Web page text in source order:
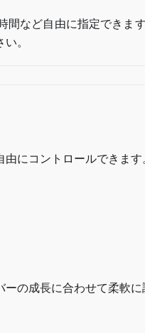
など自由に指定できま
。
にコントロールできます
の成長に合わせて柔軟に